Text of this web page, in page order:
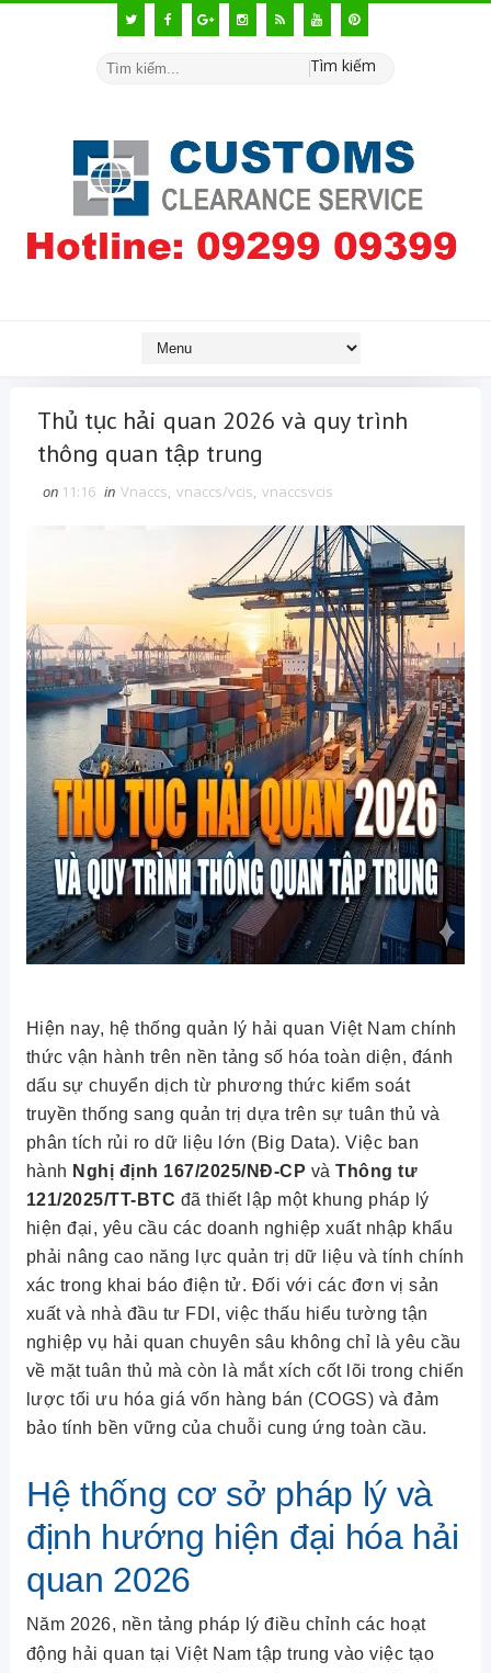
Tìm kiếm
Thủ tục hải quan 2026 và quy trình
thông quan tập trung
on 11:16 in Vnaccs, vnaccs/vcis, vnaccsvcis
Hiện nay, hệ thống quản lý hải quan Việt Nam chính
thức vận hành trên nền tảng số hóa toàn diện, đánh
dấu sự chuyển dịch từ phương thức kiểm soát
truyền thống sang quản trị dựa trên sự tuân thủ và
phân tích rủi ro dữ liệu lớn (Big Data). Việc ban
hành Nghị định 167/2025/NĐ-CP vàThông tư
121/2025/TT-BTC đã thiết lập một khung pháp lý
hiện đại, yêu cầu các doanh nghiệp xuất nhập khẩu
phải nâng cao năng lực quản trị dữ liệu và tính chính
xác trong khai báo điện tử. Đối với các đơn vị sản
xuất và nhà đầu tư FDI, việc thấu hiểu tường tận
nghiệp vụ hải quan chuyên sâu không chỉ là yêu cầu
về mặt tuân thủ mà còn là mắt xích cốt lõi trong chiến
lược tối ưu hóa giá vốn hàng bán (COGS) và đảm
bảo tính bền vững của chuỗi cung ứng toàn cầu.
Hệ thống cơ sở pháp lý và
định hướng hiện đại hóa hải
quan 2026
Năm 2026, nền tảng pháp lý điều chỉnh các hoạt
động hải quan tại Việt Nam tập trung vào việc tạo